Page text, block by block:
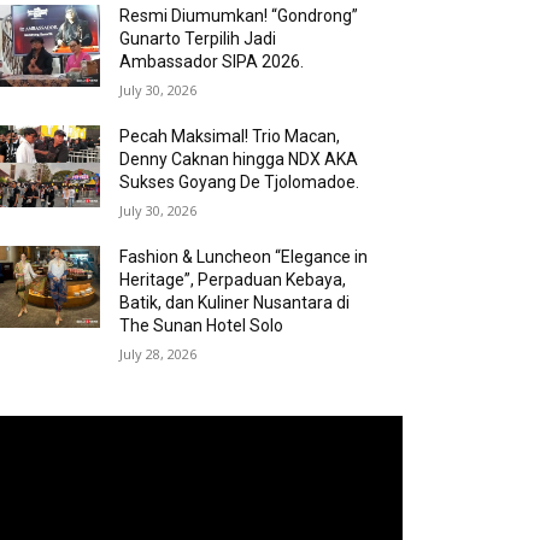
Resmi Diumumkan! “Gondrong”
Gunarto Terpilih Jadi
Ambassador SIPA 2026.
July 30, 2026
Pecah Maksimal! Trio Macan,
Denny Caknan hingga NDX AKA
Sukses Goyang De Tjolomadoe.
July 30, 2026
Fashion & Luncheon “Elegance in
Heritage”, Perpaduan Kebaya,
Batik, dan Kuliner Nusantara di
The Sunan Hotel Solo
July 28, 2026